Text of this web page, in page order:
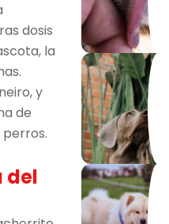
dosis
la
y
de
del